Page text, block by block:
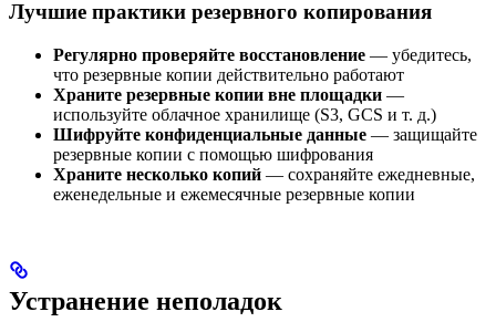
Лучшие практики резервного копирования
Регулярно проверяйте восстановление — убедитесь,
что резервные копии действительно работают
Храните резервные копии вне площадки —
используйте облачное хранилище (S3, GCS и т. д.)
Шифруйте конфиденциальные данные — защищайте
резервные копии с помощью шифрования
Храните несколько копий — сохраняйте ежедневные,
еженедельные и ежемесячные резервные копии
Устранение неполадок